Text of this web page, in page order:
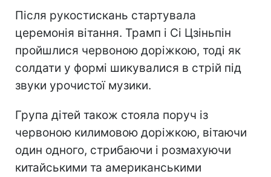
Після рукостискань стартувала
церемонія вітання. Трамп і Сі Цзіньпін
пройшлися червоною доріжкою, тоді як
солдати у формі шикувалися в стрій під
звуки урочистої музики.
Група дітей також стояла поруч із
червоною килимовою доріжкою, вітаючи
один одного, стрибаючи і розмахуючи
китайськими та американськими